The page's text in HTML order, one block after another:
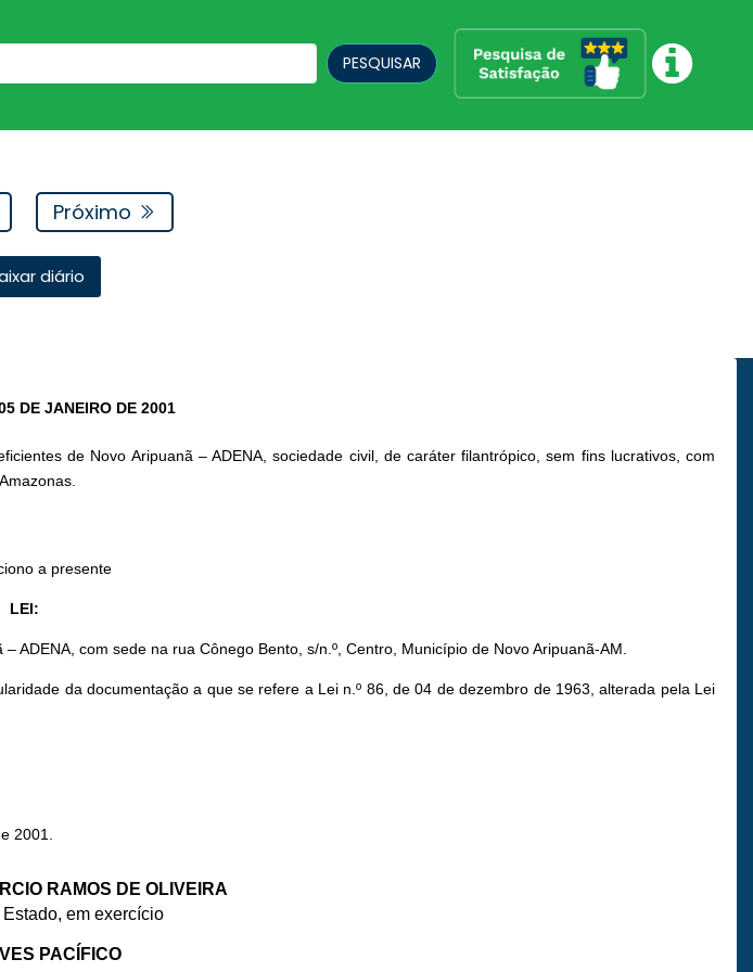
PESQUISAR
Próximo
diário
DE JANEIRO DE 2001
de Novo Aripuanã – ADENA, sociedade civil, de caráter filantrópico, sem fins lucrativos, com
a presente
LEI:
ADENA, com sede na rua Cônego Bento, s/n.º, Centro, Município de Novo Aripuanã-AM.
da documentação a que se refere a Lei n.º 86, de 04 de dezembro de 1963, alterada pela Lei
2001.
RAMOS DE OLIVEIRA
em exercício
PACÍFICO